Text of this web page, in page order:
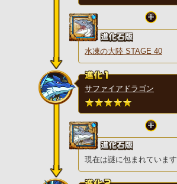
水凍の大陸 STAGE 40
サファイアドラゴン
現在は謎に包まれています